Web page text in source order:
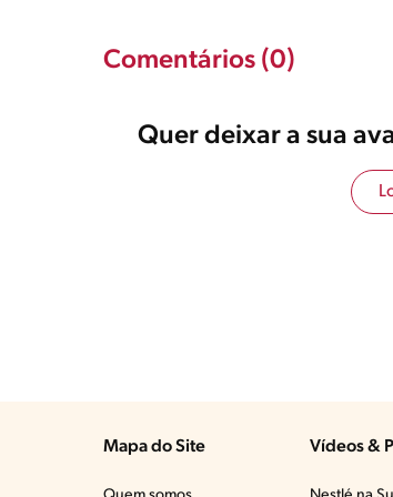
Comentários (0)
Quer deixar a sua
Mapa do Site Vídeos &